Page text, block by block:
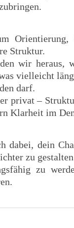
Orientierung,
Struktur.
wir heraus,
vielleicht
darf.
privat –
Klarheit im
dabei, dein
zu
zu